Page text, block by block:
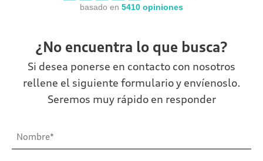
basado en 5410 opiniones
¿No encuentra lo que busca?
Si desea ponerse en contacto con nosotros
rellene el siguiente formulario y envíenoslo.
Seremos muy rápido en responder